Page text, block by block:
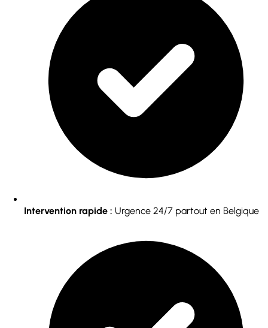
Intervention rapide : Urgence 24/7 partout en Belgique